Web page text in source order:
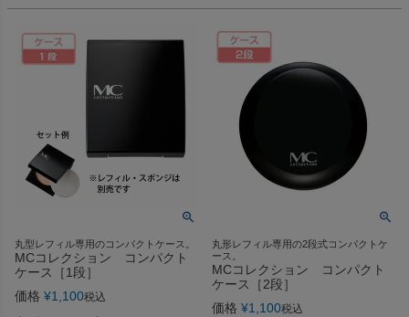
丸型レフィル専用のコンパクトケース。
MCコレクション コンパクト
ケース［1段］
価格 ¥1,100税込
丸形レフィル専用の2段式コンパクトケ
ース。
MCコレクション コンパクト
ケース［2段］
価格 ¥1,100税込